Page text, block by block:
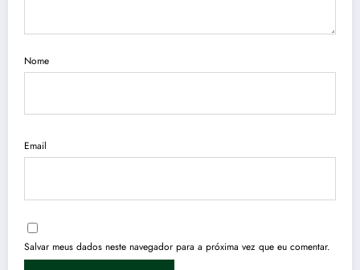
Nome
Email
Salvar meus dados neste navegador para a próxima vez que eu comentar.